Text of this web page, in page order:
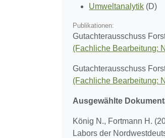
Umweltanalytik (D)
Publikationen:
Gutachterausschuss
(Fachliche Bearbeitung:
Gutachterausschuss
(Fachliche Bearbeitung:
Ausgewählte
König N., Fortmann H.
Labors der